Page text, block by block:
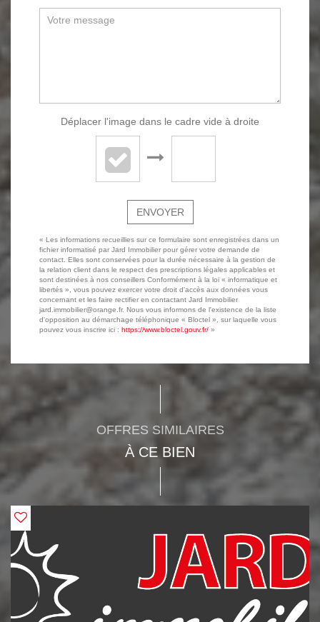
Déplacer l'image dans le cadre vide à droite
ENVOYER
« Les informations recueillies sur ce formulaire sont enregistrées dans un
fichier informatisé par Jard Immobilier pour gérer votre demande de
contact. Elles sont conservées pour la durée nécessaire à la gestion de
la relation client dans le respect des prescriptions légales applicables et
sont destinées à nos conseillers Conformément à la loi « informatique et
libertés », vous pouvez exercer votre droit d'accès aux données vous
concernant et les faire rectifier en contactant Jard Immobilier
jard.immobilier@orange.fr. Nous vous informons de l'existence de la liste
d'opposition au démarchage téléphonique « Bloctel », sur laquelle vous
pouvez vous inscrire ici : https://www.bloctel.gouv.fr/ »
OFFRES SIMILAIRES
À CE BIEN